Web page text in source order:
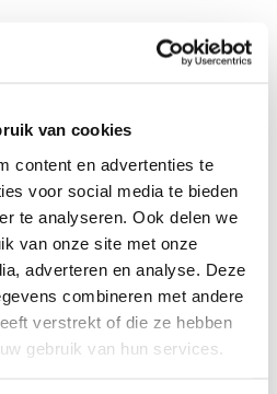
van cookies
content en advertenties te
voor social media te bieden
te analyseren. Ook delen we
van onze site met onze
adverteren en analyse. Deze
combineren met andere
verstrekt of die ze hebben
gebruik van hun services.
dan duizend
hun bedrijfswaarde via
Ook begeleiden wij
van bedrijven in bouw en
wij over zeer
en hebben
aan potentiële kopers